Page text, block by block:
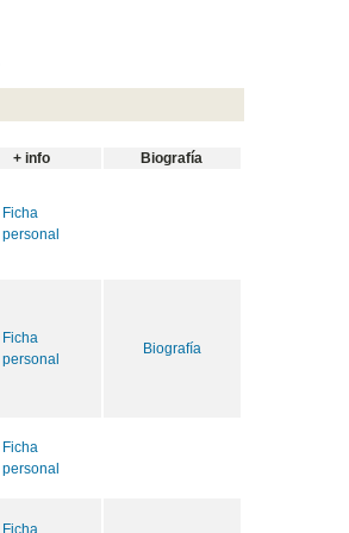
+ info Biografía
Ficha
personal
Ficha
personal
Biografía
Ficha
personal
Ficha